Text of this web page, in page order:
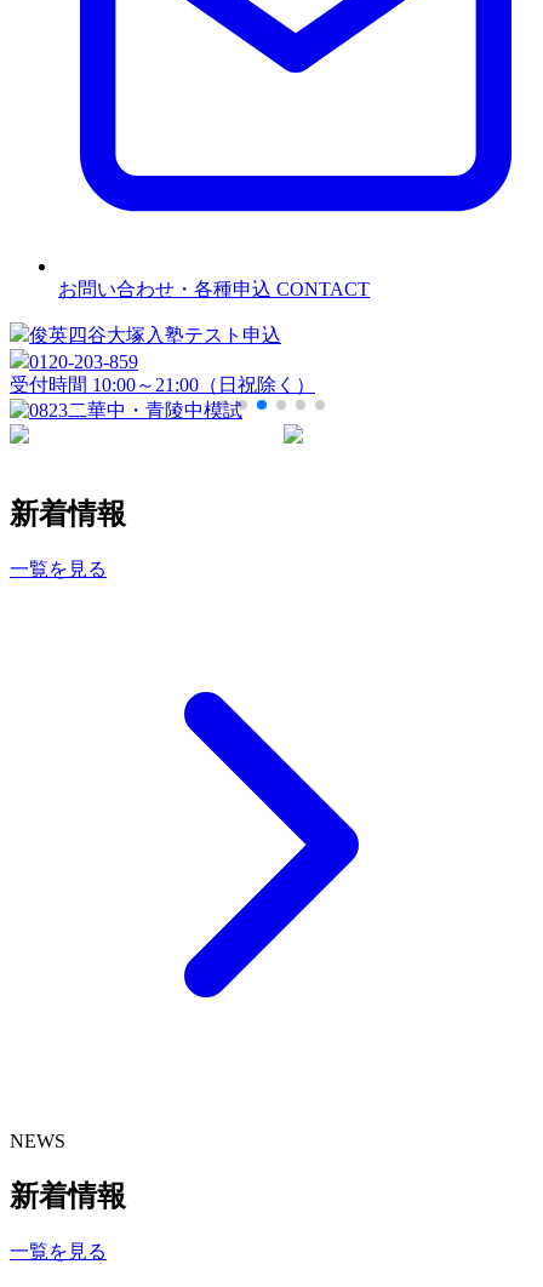
お問い合わせ・各種申込 CONTACT
俊英四谷大塚 入塾テスト申込
0120-203-859
受付時間 10:00～21:00（日祝除く）
新着情報
一覧を見る
NEWS
新着情報
一覧を見る